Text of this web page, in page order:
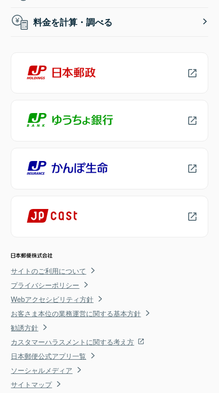
料金を計算・調べる
サイトのご利用について
プライバシーポリシー
Webアクセシビリティ方針
お客さま本位の業務運営に関する基本方針
勧誘方針
カスタマーハラスメントに関する考え方
日本郵便公式アプリ一覧
ソーシャルメディア
サイトマップ